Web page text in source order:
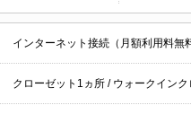
インターネット接続（月額利用料無
クローゼット1ヵ所 / ウォークイン